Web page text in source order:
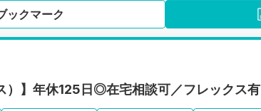
ックマーク
）】年休125日◎在宅相談可／フレックス